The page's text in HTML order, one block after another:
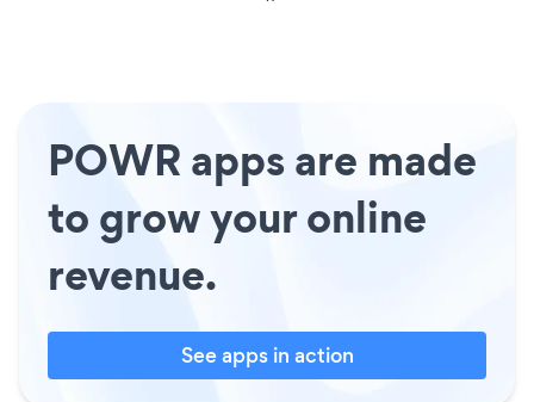
POWR apps are made
to grow your online
revenue.
See apps in action